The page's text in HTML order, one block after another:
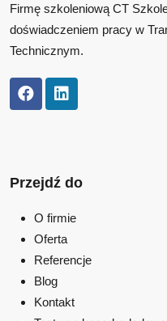
Firmę szkoleniową CT
doświadczeniem pracy w
Technicznym.
Przejdź do
O firmie
Oferta
Referencje
Blog
Kontakt